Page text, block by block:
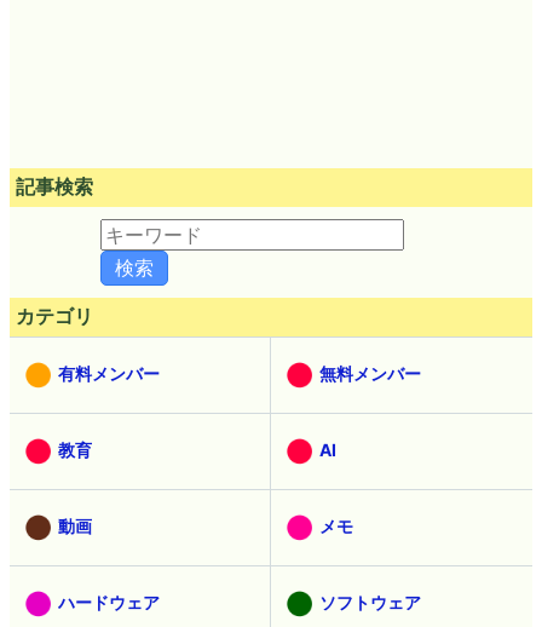
記事検索
カテゴリ
有料メンバー 無料メンバー
教育 AI
動画 メモ
ハードウェア ソフトウェア